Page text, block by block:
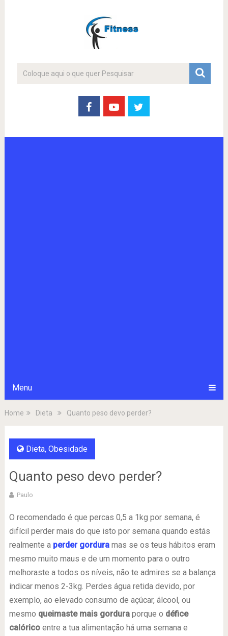
Menu
Home Dieta Quanto peso devo perder?
Dieta, Obesidade
Quanto peso devo perder?
Paulo
O recomendado é que percas 0,5 a 1kg por semana, é
difícil perder mais do que isto por semana quando estás
realmente a perder gorduramas se os teus hábitos eram
mesmo muito maus e de um momento para o outro
melhoraste a todos os níveis, não te admires se a balança
indicar menos 2-3kg. Perdes água retida devido, por
exemplo, ao elevado consumo de açúcar, álcool, ou
mesmo queimaste mais gorduraporque o défice
calóricoentre a tua alimentação há uma semana e